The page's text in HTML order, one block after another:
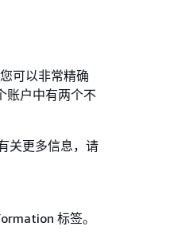
可以非常精确
账户中有两个不
关更多信息，请
标签。